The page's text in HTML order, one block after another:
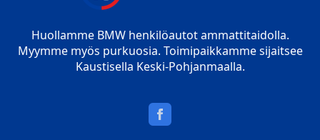
Huollamme BMW henkilöautot ammattitaidolla.
Myymme myös purkuosia. Toimipaikkamme sijaitsee
Kaustisella Keski-Pohjanmaalla.